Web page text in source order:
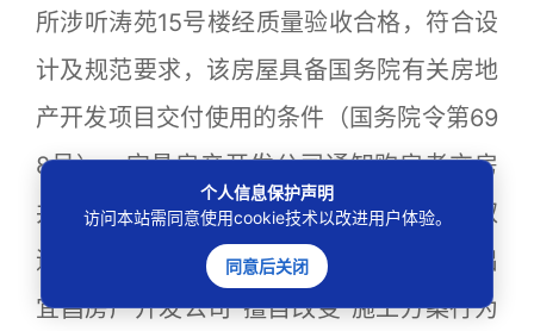
所涉听涛苑15号楼经质量验收合格，符合设
计及规范要求，该房屋具备国务院有关房地
产开发项目交付使用的条件（国务院令第69
8号），宜昌房产开发公司通知购房者交房
并承担相应逾期交房的违约金。李某A领取
逾期交房违约金后，却不接收房屋，其提出
宜昌房产开发公司“擅自改变”施工方案行为
个人信息保护声明
访问本站需同意使用cookie技术以改进用户体验。
同意后关闭